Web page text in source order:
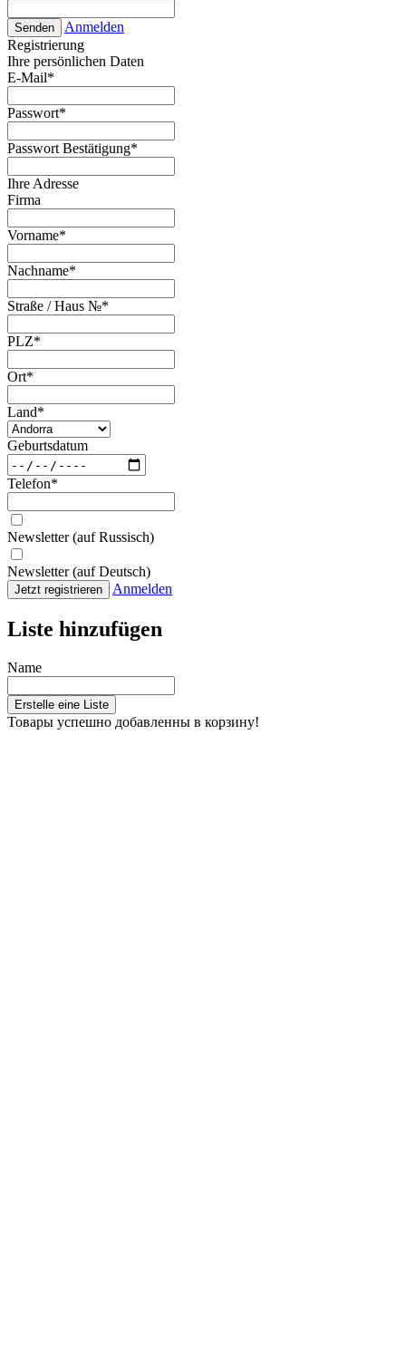
Senden
Anmelden
Registrierung
Ihre persönlichen Daten
E-Mail*
Passwort*
Passwort Bestätigung*
Ihre Adresse
Firma
Vorname*
Nachname*
Straße / Haus №*
PLZ*
Ort*
Land*
Geburtsdatum
Telefon*
Newsletter (auf Russisch)
Newsletter (auf Deutsch)
Jetzt registrieren Anmelden
Liste hinzufügen
Name
Erstelle eine Liste
Товары успешно добавленны в корзину!